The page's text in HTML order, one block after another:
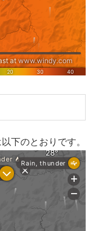
下のとおりです。